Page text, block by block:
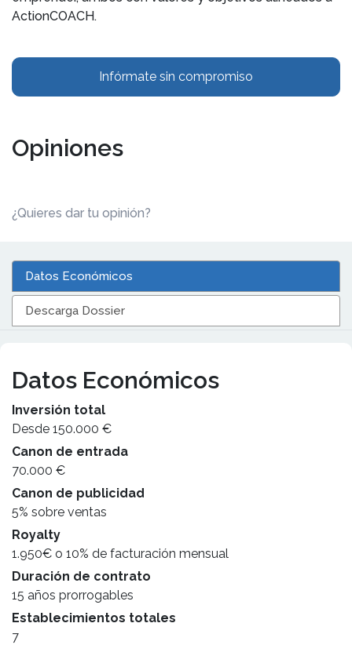
ActionCOACH.
Infórmate sin compromiso
Opiniones
¿Quieres dar tu opinión?
Datos Económicos
Descarga Dossier
Datos Económicos
Inversión total
Desde 150.000 €
Canon de entrada
70.000 €
Canon de publicidad
5% sobre ventas
Royalty
1.950€ o 10% de facturación mensual
Duración de contrato
15 años prorrogables
Establecimientos totales
7